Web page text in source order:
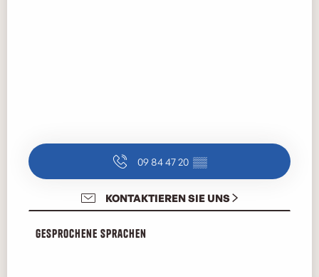
09 84 47 20 ▒▒
KONTAKTIEREN SIE UNS
Gesprochene Sprachen
Gesprochene Sprachen